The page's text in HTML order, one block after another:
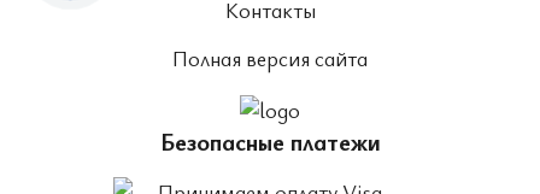
Контакты
Полная версия сайта
Безопасные платежи